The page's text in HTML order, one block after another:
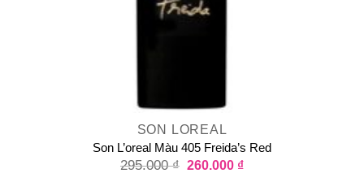
SON LOREAL
Son L’oreal Màu 405 Freida’s Red
295.000₫ 260.000 ₫